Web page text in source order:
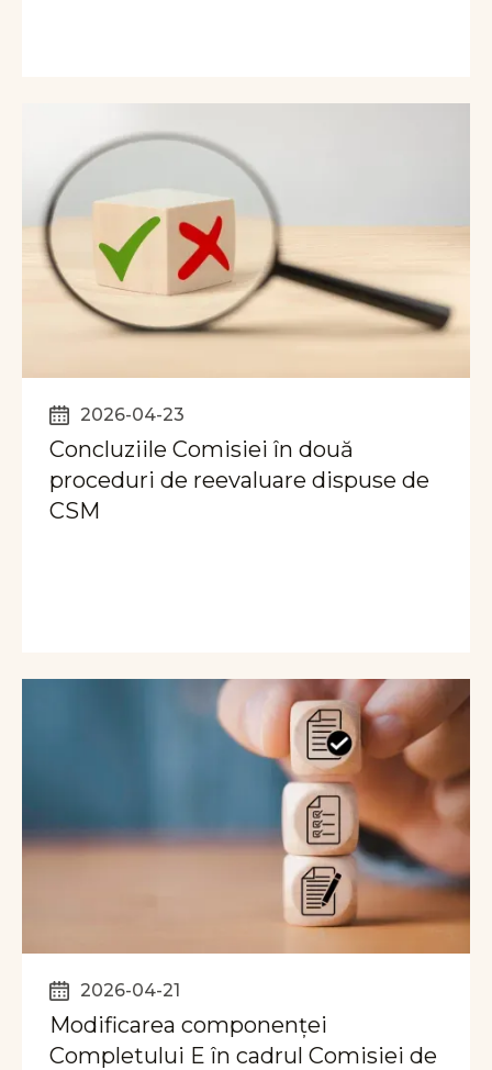
2026-04-23
Concluziile Comisiei în două
proceduri de reevaluare dispuse de
CSM
2026-04-21
Modificarea componenței
Completului E în cadrul Comisiei de